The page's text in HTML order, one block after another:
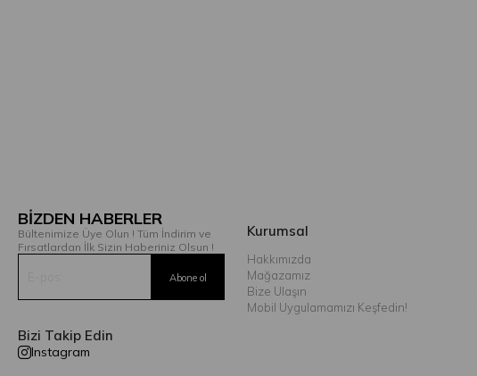
BİZDEN HABERLER
Bültenimize Üye Olun ! Tüm İndirim ve
Fırsatlardan İlk Sizin Haberiniz Olsun !
Bizi Takip Edin
Instagram
Kurumsal
Hakkımızda
Mağazamız
Bize Ulaşın
Mobil Uygulamamızı Keşfedin!